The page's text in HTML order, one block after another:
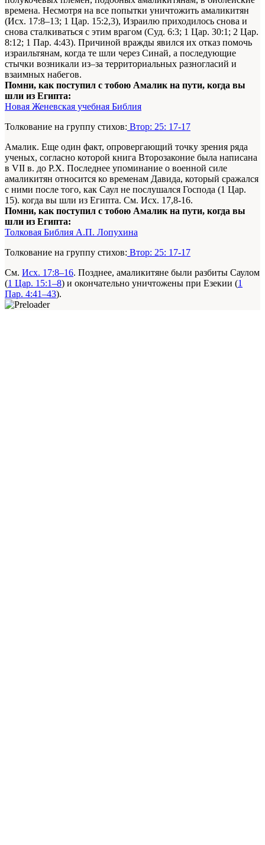
времена. Несмотря на все попытки уничтожить амаликитян
(Исх. 17:8–13; 1 Цар. 15:2,3), Израилю приходилось снова и
снова сталкиваться с этим врагом (Суд. 6:3; 1 Цар. 30:1; 2 Цар.
8:12; 1 Пар. 4:43). Причиной вражды явился их отказ помочь
израильтянам, когда те шли через Синай, а последующие
стычки возникали из–за территориальных разногласий и
взаимных набегов.
Помни, как поступил с тобою Амалик на пути, когда вы
шли из Египта:
Новая Женевская учебная Библия
Толкование на группу стихов: Втор: 25: 17-17
Амалик. Еще один факт, опровергающий точку зрения ряда
ученых, согласно которой книга Второзаконие была написана
в VII в. до Р.Х. Последнее упоминание о военной силе
амаликитян относится ко временам Давида, который сражался
с ними после того, как Саул не послушался Господа (1 Цар.
15). когда вы шли из Египта. См. Исх. 17,8-16.
Помни, как поступил с тобою Амалик на пути, когда вы
шли из Египта:
Толковая Библия А.П. Лопухина
Толкование на группу стихов: Втор: 25: 17-17
См. Исх. 17:8–16. Позднее, амаликитяне были разбиты Саулом
(1 Цар. 15:1–8) и окончательно уничтожены при Езекии (1
Пар. 4:41–43).